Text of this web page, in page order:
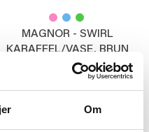
Om
MAGNOR - SWIRL
KARAFFEL/VASE, BRUN
KUN PÅ NETT